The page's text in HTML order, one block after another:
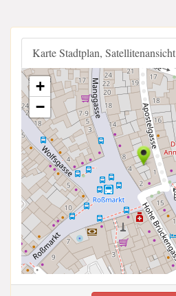
Karte Stadtplan, Satellitenansicht
+
−